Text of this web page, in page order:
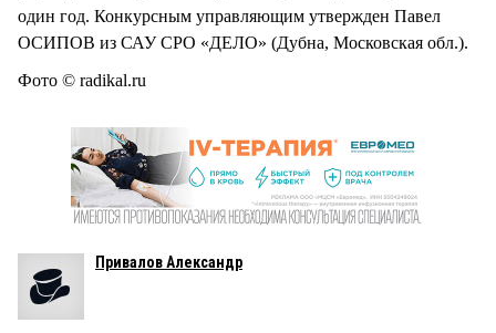
один год. Конкурсным управляющим утвержден Павел
ОСИПОВ из САУ СРО «ДЕЛО» (Дубна, Московская обл.).
Фото © radikal.ru
Привалов Александр